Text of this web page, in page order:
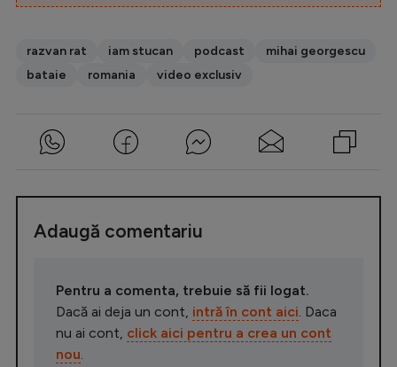
razvan rat iam stucan podcast
mihai georgescu
bataie
romania video exclusiv
Adaugă comentariu
Pentru a comenta, trebuie să fii logat.
Dacă ai deja un cont, intră în cont aici. Daca
nu ai cont, click aici pentru a crea un cont
nou.